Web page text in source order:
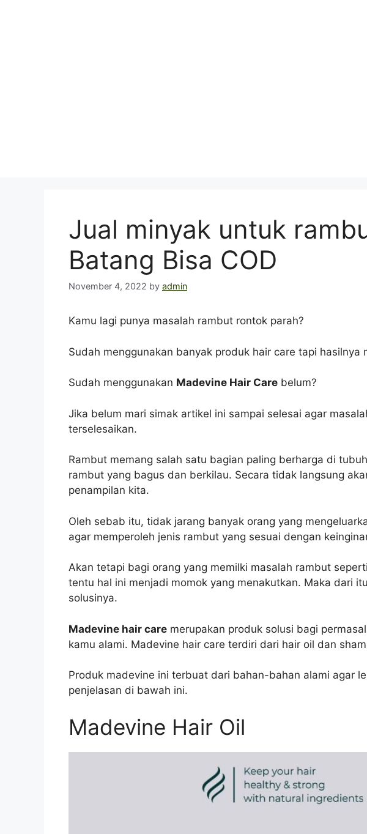
Jual minyak untuk
Batang Bisa COD
November 4, 2022 by admin
Kamu lagi punya masalah rambut rontok parah?
Sudah menggunakan banyak produk hair care tapi hasilnya
Sudah menggunakan Madevine Hair Care belum?
Jika belum mari simak artikel ini sampai selesai agar
terselesaikan.
Rambut memang salah satu bagian paling berharga di
rambut yang bagus dan berkilau. Secara tidak langsung
penampilan kita.
Oleh sebab itu, tidak jarang banyak orang yang
agar memperoleh jenis rambut yang sesuai dengan
Akan tetapi bagi orang yang memilki masalah rambut
tentu hal ini menjadi momok yang menakutkan. Maka dari
solusinya.
Madevine hair care merupakan produk solusi bagi
kamu alami. Madevine hair care terdiri dari hair oil dan
Produk madevine ini terbuat dari bahan-bahan alami agar
penjelasan di bawah ini.
Madevine Hair Oil